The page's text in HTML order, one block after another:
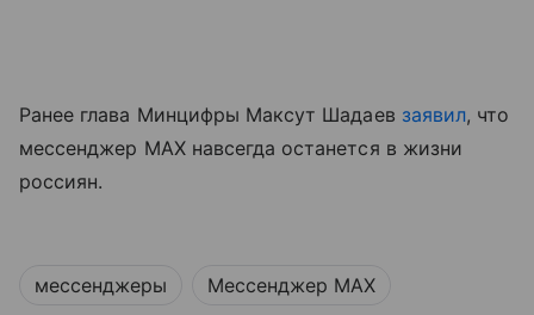
Ранее глава Минцифры Максут Шадаев заявил, что
мессенджер MAX навсегда останется в жизни
россиян.
мессенджеры Мессенджер MAX